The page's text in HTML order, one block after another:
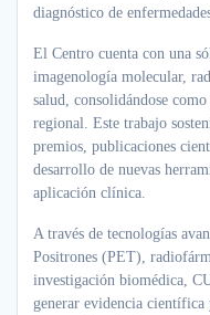
diagnóstico de
El Centro cuenta con una
imagenología molecular,
salud, consolidándose
regional. Este trabajo
premios, publicaciones
desarrollo de nuevas
aplicación clínica.
A través de tecnologías
Positrones (PET),
investigación biomédica,
generar evidencia